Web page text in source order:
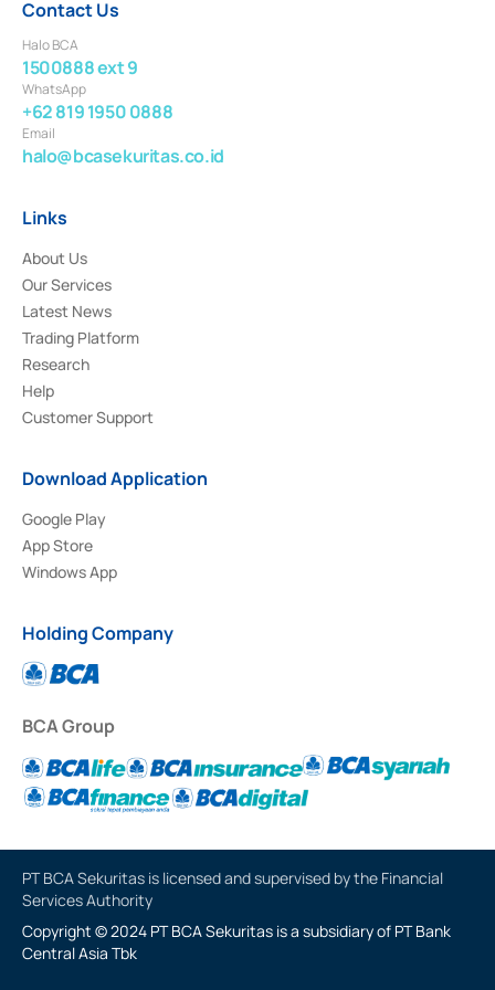
Contact Us
Halo BCA
1500888 ext 9
WhatsApp
+62 819 1950 0888
Email
halo@bcasekuritas.co.id
Links
About Us
Our Services
Latest News
Trading Platform
Research
Help
Customer Support
Download Application
Google Play
App Store
Windows App
Holding Company
BCA Group
PT BCA Sekuritas is licensed and supervised by the Financial
Services Authority
Copyright © 2024 PT BCA Sekuritas is a subsidiary of PT Bank
Central Asia Tbk